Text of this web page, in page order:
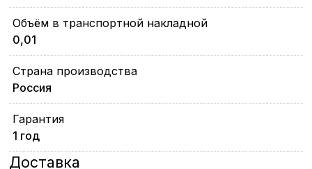
Объём в транспортной накладной
0,01
Страна производства
Россия
Гарантия
1 год
Доставка